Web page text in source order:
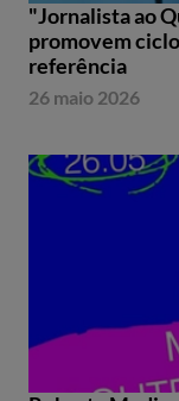
"Jornalista ao
promovem
referência
26 maio 2026